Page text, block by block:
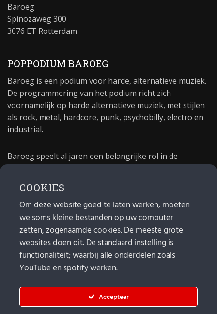
Baroeg
Spinozaweg 300
3076 ET Rotterdam
POPPODIUM BAROEG
Baroeg is een podium voor harde, alternatieve muziek.
De programmering van het podium richt zich
voornamelijk op harde alternatieve muziek, met stijlen
als rock, metal, hardcore, punk, psychobilly, electro en
industrial.
Baroeg speelt al jaren een belangrijke rol in de
poppodium 40 jaar.
MAIL
Algemeen: info@baroeg.nl
Bands & boeking: leon@baroeg.nl
Promotie & publiciteit: francis@baroeg.nl
COOKIES
Om deze website goed te laten werken, moeten
we soms kleine bestanden op uw computer
zetten, zogenaamde cookies. De meeste grote
websites doen dit. De standaard instelling is
functionaliteit; waarbij alle onderdelen zoals
YouTube en spotify werken.
Accepteer